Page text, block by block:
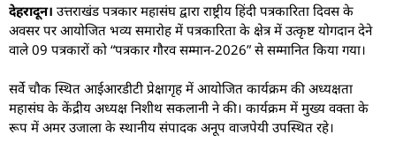
देहरादून। उत्तराखंड पत्रकार महासंघ द्वारा राष्ट्रीय हिंदी पत्रकारिता दिवस के
अवसर पर आयोजित भव्य समारोह में पत्रकारिता के क्षेत्र में उत्कृष्ट योगदान देने
वाले 09 पत्रकारों को “पत्रकार गौरव सम्मान-2026” से सम्मानित किया गया।
सर्वे चौक स्थित आईआरडीटी प्रेक्षागृह में आयोजित कार्यक्रम की अध्यक्षता
महासंघ के केंद्रीय अध्यक्ष निशीथ सकलानी ने की। कार्यक्रम में मुख्य वक्ता के
रूप में अमर उजाला के स्थानीय संपादक अनूप वाजपेयी उपस्थित रहे।